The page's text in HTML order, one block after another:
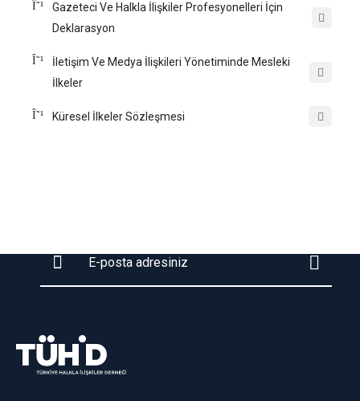
Gazeteci Ve Halkla İlişkiler Profesyonelleri İçin
Deklarasyon
İletişim Ve Medya İlişkileri Yönetiminde Mesleki
İlkeler
Küresel İlkeler Sözleşmesi